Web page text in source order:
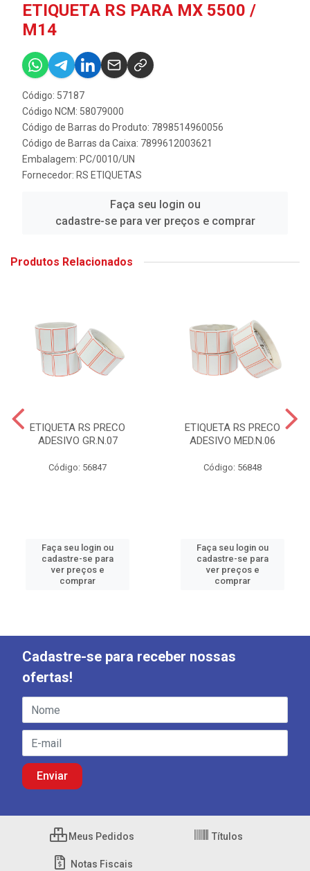
ETIQUETA RS PARA MX 5500 /
M14
Código: 57187
Código NCM: 58079000
Código de Barras do Produto: 7898514960056
Código de Barras da Caixa: 7899612003621
Embalagem: PC/0010/UN
Fornecedor: RS ETIQUETAS
Faça seu login ou
cadastre-se para ver preços e comprar
Produtos Relacionados
ETIQUETA RS PRECO
ADESIVO GR.N.07
Código: 56847
Faça seu login ou
cadastre-se para
ver preços e
comprar
ETIQUETA RS PRECO
ADESIVO MED.N.06
Código: 56848
Faça seu login ou
cadastre-se para
ver preços e
comprar
Cadastre-se para receber nossas
ofertas!
Meus Pedidos Títulos
Notas Fiscais